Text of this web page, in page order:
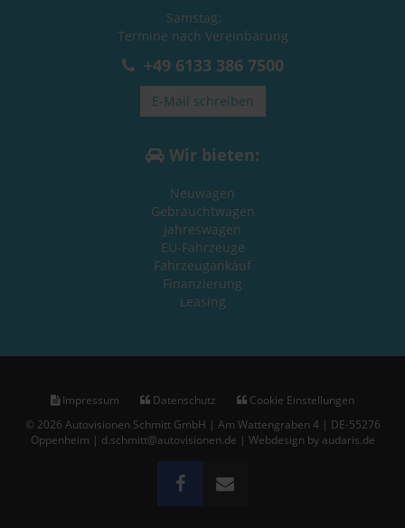
Samstag:
Termine nach Vereinbarung
+49 6133 386 7500
E-Mail schreiben
Wir bieten:
Neuwagen
Gebrauchtwagen
Jahreswagen
EU-Fahrzeuge
Fahrzeugankauf
Finanzierung
Leasing
Impressum Datenschutz
Cookie Einstellungen
© 2026 Autovisionen Schmitt GmbH | Am Wattengraben 4 | DE-55276
Oppenheim | d.schmitt@autovisionen.de | Webdesign by audaris.de